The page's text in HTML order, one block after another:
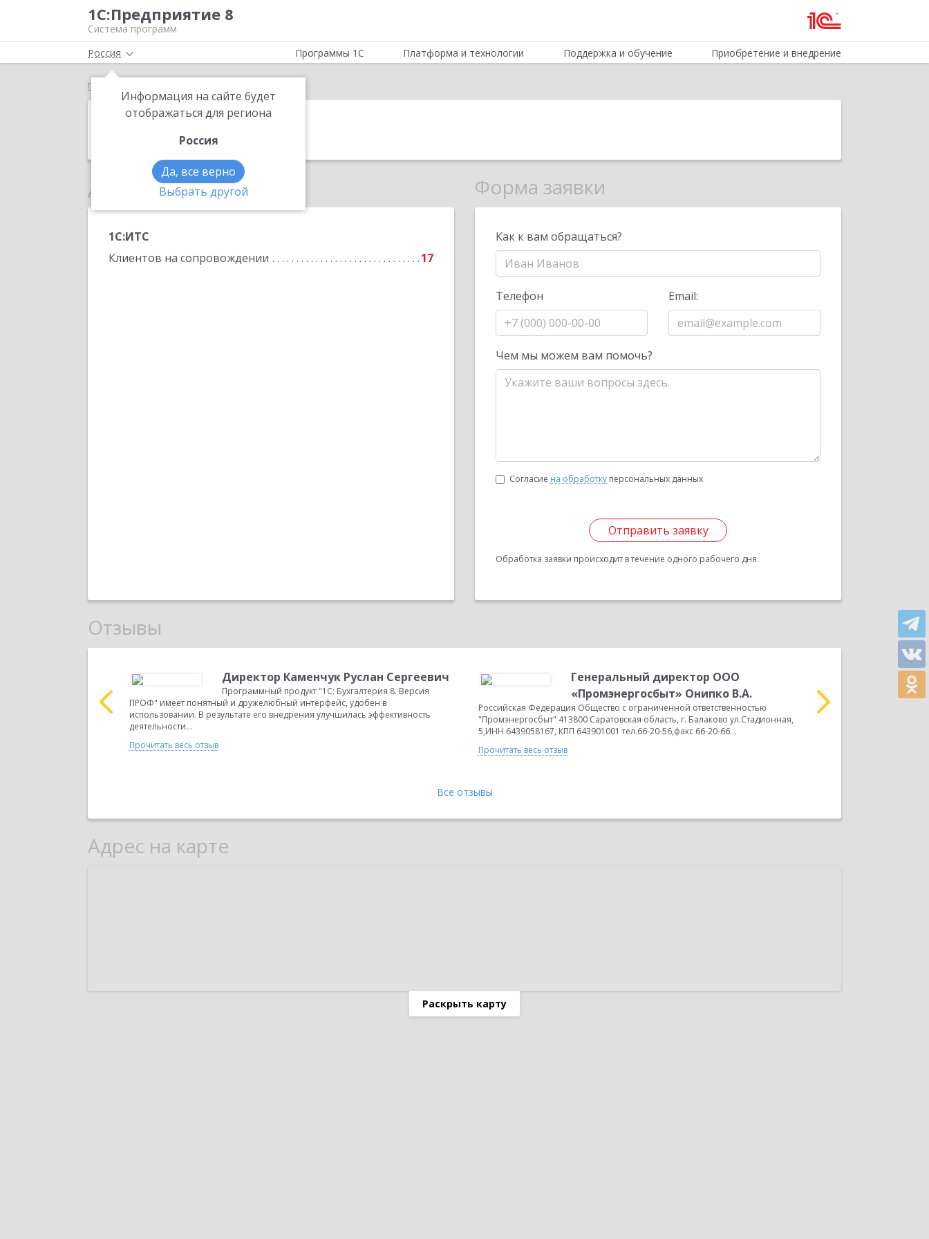
1С:Предприятие 8
Система программ
Россия
Информация на сайте будет
отображаться для региона
Россия
Да, все верно
Выбрать другой
Программы 1С Платформа и технологии Поддержка и обучение Приобретение и внедрение
Главная
ОргЦентр
Данные по партнеру
1С:ИТС
Клиентов на сопровождении
17
Форма заявки
Как к вам обращаться?
Телефон Email:
Чем мы можем вам помочь?
Согласие на обработку персональных данных
Отправить заявку
Обработка заявки происходит в течение одного рабочего дня.
Отзывы
Директор Каменчук Руслан Сергеевич
Программный продукт "1С: Бухгалтерия 8. Версия
ПРОФ" имеет понятный и дружелюбный интерфейс, удобен в
использовании. В результате его внедрения улучшилась эффективность
деятельности...
Прочитать весь отзыв
Генеральный директор ООО
«Промэнергосбыт» Онипко В.А.
Российская Федерация Общество с ограниченной ответственностью
"Промэнергосбыт" 413800 Саратовская область, г. Балаково ул.Стадионная,
5,ИНН 6439058167, КПП 643901001 тел.66-20-56,факс 66-20-66...
Прочитать весь отзыв
Директору ООО
Все отзывы
Адрес на карте
Раскрыть карту